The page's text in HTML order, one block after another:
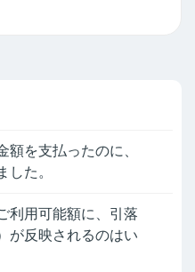
額を支払ったのに、
した。
利用可能額に、引落
が反映されるのはい